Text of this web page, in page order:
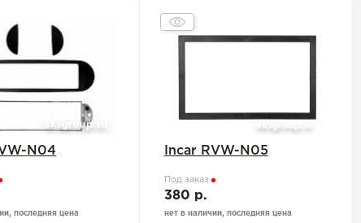
N04
последняя цена
Incar RVW-N05
Под заказ
380 р.
нет в наличии, последняя цена